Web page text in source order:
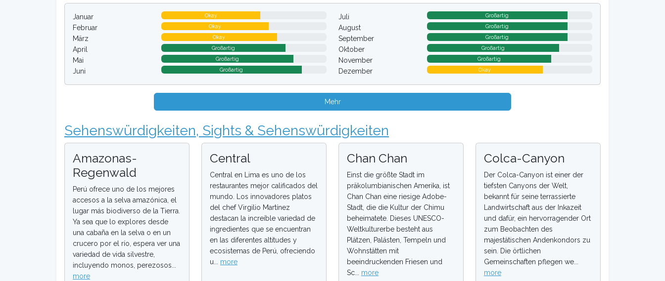
Januar Okay
Februar Okay
März Okay
April Großartig
Mai Großartig
Juni Großartig
Juli Großartig
August Großartig
September Großartig
Oktober Großartig
November Großartig
Dezember Okay
Mehr
Sehenswürdigkeiten, Sights & Sehenswürdigkeiten
Amazonas-
Regenwald
Perú ofrece uno de los mejores
accesos a la selva amazónica, el
lugar más biodiverso de la Tierra.
Ya sea que lo explores desde
una cabaña en la selva o en un
crucero por el río, espera ver una
variedad de vida silvestre,
incluyendo monos, perezosos...
more
Central
Central en Lima es uno de los
restaurantes mejor calificados del
mundo. Los innovadores platos
del chef Virgilio Martínez
destacan la increíble variedad de
ingredientes que se encuentran
en las diferentes altitudes y
ecosistemas de Perú, ofreciendo
u... more
Chan Chan
Einst die größte Stadt im
präkolumbianischen Amerika, ist
Chan Chan eine riesige Adobe-
Stadt, die die Kultur der Chimu
beheimatete. Dieses UNESCO-
Weltkulturerbe besteht aus
Plätzen, Palästen, Tempeln und
Wohnstätten mit
beeindruckenden Friesen und
Sc... more
Colca-Canyon
Der Colca-Canyon ist einer der
tiefsten Canyons der Welt,
bekannt für seine terrassierte
Landwirtschaft aus der Inkazeit
und dafür, ein hervorragender Ort
zum Beobachten des
majestätischen Andenkondors zu
sein. Die örtlichen
Gemeinschaften pflegen we...
more